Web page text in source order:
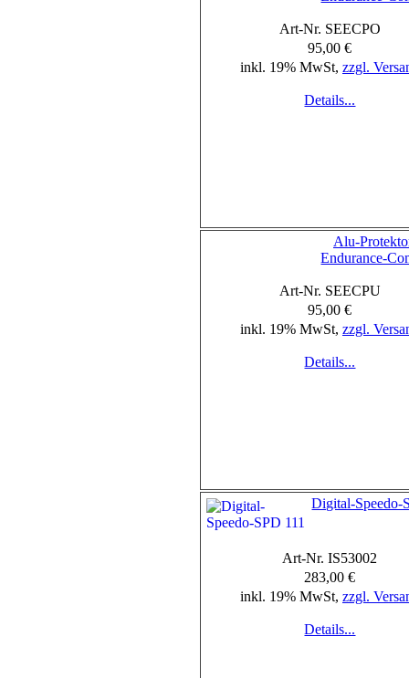
Art-Nr. SEECPO
95,00 €
inkl. 19% MwSt, zzgl.
Details...
Alu-
Endurance-
Art-Nr. SEECPU
95,00 €
inkl. 19% MwSt, zzgl.
Details...
Digital-Speedo-
Art-Nr. IS53002
283,00 €
inkl. 19% MwSt, zzgl.
Details...